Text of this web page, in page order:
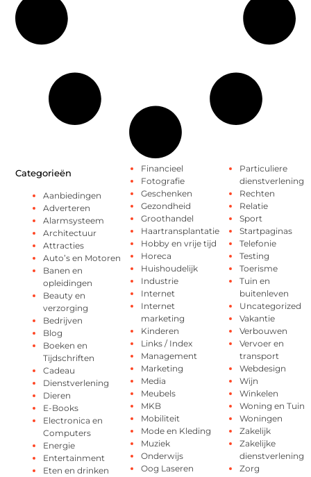
Categorieën
Aanbiedingen
Adverteren
Alarmsysteem
Architectuur
Attracties
Auto’s en Motoren
Banen en
opleidingen
Beauty en
verzorging
Bedrijven
Blog
Boeken en
Tijdschriften
Cadeau
Dienstverlening
Dieren
E-Books
Electronica en
Computers
Energie
Entertainment
Eten en drinken
Financieel
Fotografie
Geschenken
Gezondheid
Groothandel
Haartransplantatie
Hobby en vrije tijd
Horeca
Huishoudelijk
Industrie
Internet
Internet
marketing
Kinderen
Links / Index
Management
Marketing
Media
Meubels
MKB
Mobiliteit
Mode en Kleding
Muziek
Onderwijs
Oog Laseren
Particuliere
dienstverlening
Rechten
Relatie
Sport
Startpaginas
Telefonie
Testing
Toerisme
Tuin en
buitenleven
Uncategorized
Vakantie
Verbouwen
Vervoer en
transport
Webdesign
Wijn
Winkelen
Woning en Tuin
Woningen
Zakelijk
Zakelijke
dienstverlening
Zorg